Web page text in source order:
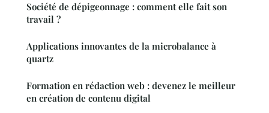
Société de dépigeonnage : comment elle fait son
travail ?
Applications innovantes de la microbalance à
quartz
Formation en rédaction web : devenez le meilleur
en création de contenu digital